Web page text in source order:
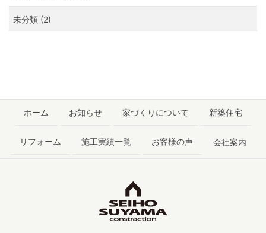
未分類 (2)
ホーム お知らせ 家づくりについて 新築住宅
リフォーム 施工実績一覧 お客様の声 会社案内